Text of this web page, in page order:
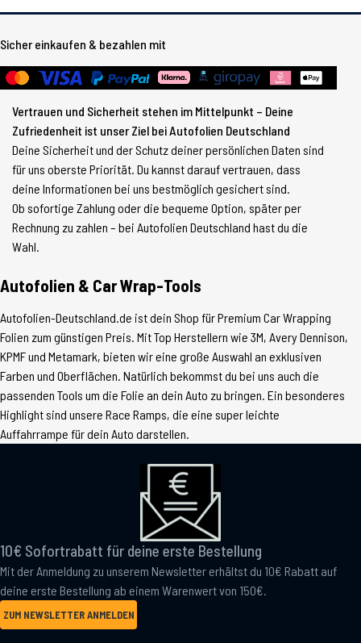
Sicher einkaufen & bezahlen mit
Vertrauen und Sicherheit stehen im Mittelpunkt – Deine
Zufriedenheit ist unser Ziel bei Autofolien Deutschland
Deine Sicherheit und der Schutz deiner persönlichen Daten sind
für uns oberste Priorität. Du kannst darauf vertrauen, dass
deine Informationen bei uns bestmöglich gesichert sind.
Ob sofortige Zahlung oder die bequeme Option, später per
Rechnung zu zahlen – bei Autofolien Deutschland hast du die
Wahl.
Autofolien & Car Wrap-Tools
Autofolien-Deutschland.de ist dein Shop für Premium Car Wrapping
Folien zum günstigen Preis. Mit Top Herstellern wie 3M, Avery Dennison,
KPMF und Metamark, bieten wir eine große Auswahl an exklusiven
Farben und Oberflächen. Natürlich bekommst du bei uns auch die
passenden Tools um die Folie an dein Auto zu bringen. Ein besonderes
Highlight sind unsere Race Ramps, die eine super leichte
Auffahrrampe für dein Auto darstellen.
10€ Sofortrabatt für deine erste Bestellung
Mit der Anmeldung zu unserem Newsletter erhältst du 10€ Rabatt auf
deine erste Bestellung ab einem Warenwert von 150€.
ZUM NEWSLETTER ANMELDEN